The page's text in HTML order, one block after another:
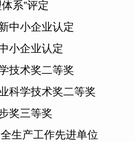
系”评定
中小企业认定
小企业认定
技术奖二等奖
科学技术奖二等奖
奖三等奖
生产工作先进单位